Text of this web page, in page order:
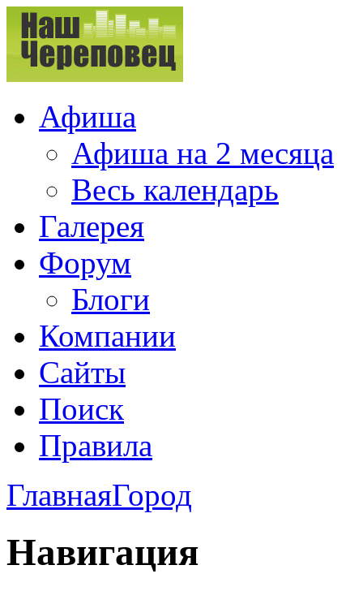
Афиша
Афиша на 2 месяца
Весь календарь
Галерея
Форум
Блоги
Компании
Сайты
Поиск
Правила
ГлавнаяГород
Навигация